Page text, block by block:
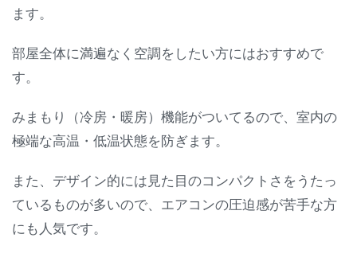
ます。
部屋全体に満遍なく空調をしたい方にはおすすめで
す。
みまもり（冷房・暖房）機能がついてるので、室内の
極端な高温・低温状態を防ぎます。
また、デザイン的には見た目のコンパクトさをうたっ
ているものが多いので、エアコンの圧迫感が苦手な方
にも人気です。